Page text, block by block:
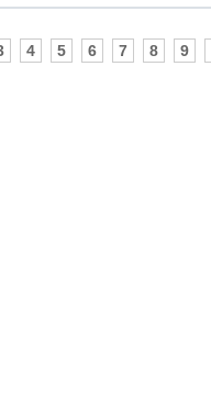
4 5 6 7 8 9